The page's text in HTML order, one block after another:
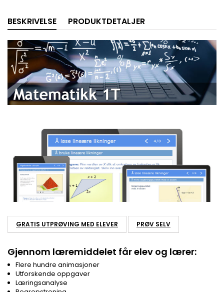
BESKRIVELSE PRODUKTDETALJER
GRATIS UTPRØVING MED ELEVER PRØV SELV
Gjennom læremiddelet får elev og lærer:
Flere hundre animasjoner
Utforskende oppgaver
Læringsanalyse